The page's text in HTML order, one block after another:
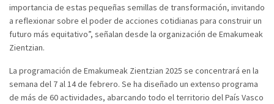
importancia de estas pequeñas semillas de transformación, invitando
a reflexionar sobre el poder de acciones cotidianas para construir un
futuro más equitativo”, señalan desde la organización de Emakumeak
Zientzian.
La programación de Emakumeak Zientzian 2025 se concentrará en la
semana del 7 al 14 de febrero. Se ha diseñado un extenso programa
de más de 60 actividades, abarcando todo el territorio del País Vasco